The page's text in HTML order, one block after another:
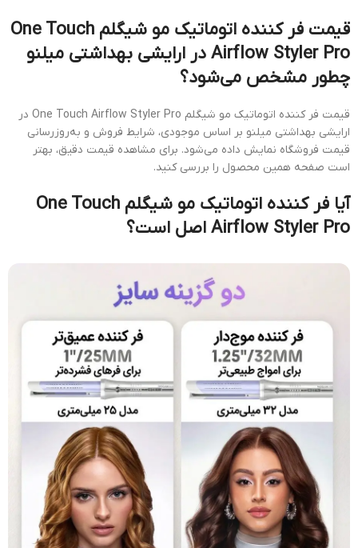
قیمت فر کننده اتوماتیک مو شیگلم One Touch
Airflow Styler Pro در ارایشی بهداشتی میلنو
چطور مشخص می‌شود؟
قیمت فر کننده اتوماتیک مو شیگلم One Touch Airflow Styler Pro در
ارایشی بهداشتی میلنو بر اساس موجودی، شرایط فروش و به‌روزرسانی
قیمت فروشگاه نمایش داده می‌شود. برای مشاهده قیمت دقیق، بهتر
است صفحه همین محصول را بررسی کنید.
آیا فر کننده اتوماتیک مو شیگلم One Touch
Airflow Styler Pro اصل است؟